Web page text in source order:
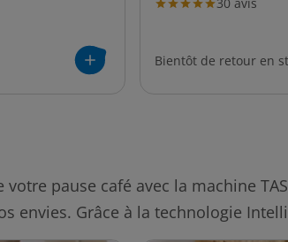
Bientôt de retour en
pause café avec la machine
envies. Grâce à la technologie